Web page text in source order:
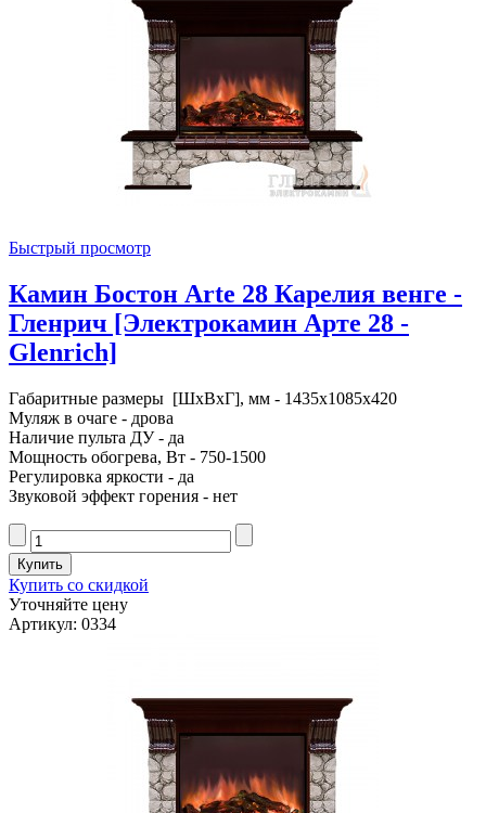
Быстрый просмотр
Камин Бостон Arte 28 Карелия венге -
Гленрич [Электрокамин Арте 28 -
Glenrich]
Габаритные размеры [ШxВxГ], мм - 1435x1085x420
Муляж в очаге - дрова
Наличие пульта ДУ - да
Мощность обогрева, Вт - 750-1500
Регулировка яркости - да
Звуковой эффект горения - нет
Купить со скидкой
Уточняйте цену
Артикул: 0334